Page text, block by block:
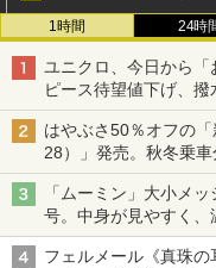
1時間 24時
ユニクロ、今日から
ピース待望値下げ、
はやぶさ50％オフの
28）」発売。秋冬乗
「ムーミン」大小メ
号。中身が見やすく、
フェルメール《真珠の